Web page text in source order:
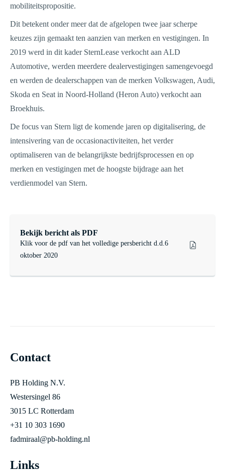
mobiliteitspropositie.
Dit betekent onder meer dat de afgelopen twee jaar scherpe
keuzes zijn gemaakt ten aanzien van merken en vestigingen. In
2019 werd in dit kader SternLease verkocht aan ALD
Automotive, werden meerdere dealervestigingen samengevoegd
en werden de dealerschappen van de merken Volkswagen, Audi,
Skoda en Seat in Noord-Holland (Heron Auto) verkocht aan
Broekhuis.
De focus van Stern ligt de komende jaren op digitalisering, de
intensivering van de occasionactiviteiten, het verder
optimaliseren van de belangrijkste bedrijfsprocessen en op
merken en vestigingen met de hoogste bijdrage aan het
verdienmodel van Stern.
Bekijk bericht als PDF
Klik voor de pdf van het volledige persbericht d.d.6
oktober 2020
Contact
PB Holding N.V.
Westersingel 86
3015 LC Rotterdam
+31 10 303 1690
fadmiraal@pb-holding.nl
Links